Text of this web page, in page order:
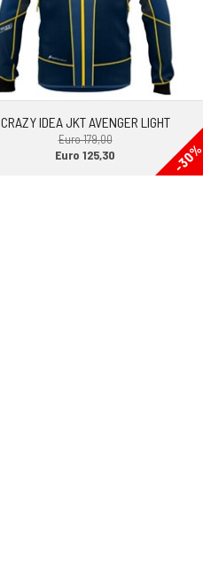
CRAZY IDEA JKT AVENGER LIGHT
Euro 179,00
-30%
Euro 125,30